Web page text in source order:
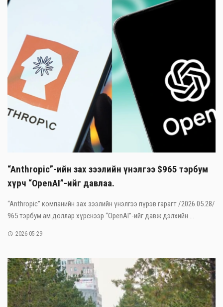
“Anthropic”-ийн зах зээлийн үнэлгээ $965 тэрбум
хүрч “OpenAI”-ийг давлаа.
“Anthropic” компанийн зах зээлийн үнэлгээ пүрэв гарагт /2026.05.28/
965 тэрбум ам.доллар хүрснээр “OpenAI”-ийг давж дэлхийн ...
2026-05-29